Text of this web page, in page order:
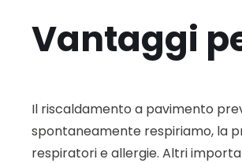
Vantaggi
Il riscaldamento a pavimento
spontaneamente respiriamo, la
respiratori e allergie. Altri